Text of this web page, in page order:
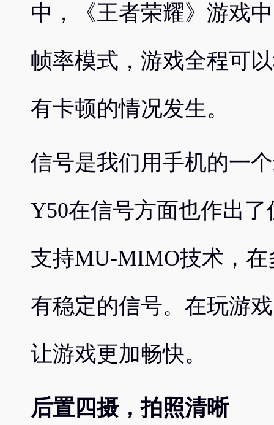
中，《王者荣耀》游戏
帧率模式，游戏全程可
有卡顿的情况发生。
信号是我们用手机的一
Y50在信号方面也作出
支持MU-MIMO技术，
有稳定的信号。在玩游
让游戏更加畅快。
后置四摄，拍照清晰